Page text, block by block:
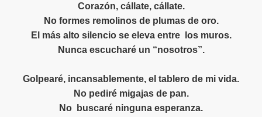
Corazón, cállate, cállate.
No formes remolinos de plumas de oro.
El más alto silencio se eleva entre
los muros.
Nunca escucharé un “nosotros”.
Golpearé, incansablemente, el tablero de mi vida.
No pediré migajas de pan.
No
buscaré ninguna esperanza.
I - POR FANNY JEM WONG
CITAS ILUSTRADOS-